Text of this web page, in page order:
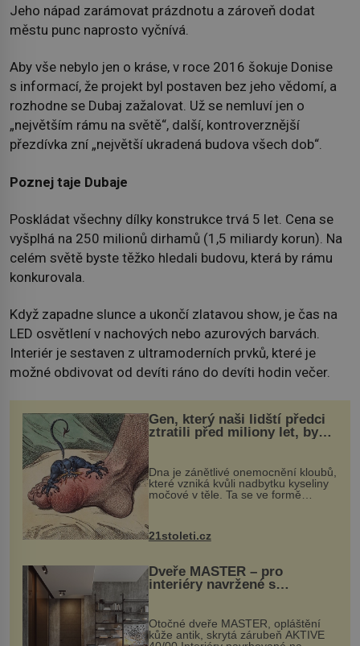
Jeho nápad zarámovat prázdnotu a zároveň dodat
městu punc naprosto vyčnívá.
Aby vše nebylo jen o kráse, v roce 2016 šokuje Donise
s informací, že projekt byl postaven bez jeho vědomí, a
rozhodne se Dubaj zažalovat. Už se nemluví jen o
„největším rámu na světě“, další, kontroverznější
přezdívka zní „největší ukradená budova všech dob“.
Poznej taje Dubaje
Poskládat všechny dílky konstrukce trvá 5 let. Cena se
vyšplhá na 250 milionů dirhamů (1,5 miliardy korun). Na
celém světě byste těžko hledali budovu, která by rámu
konkurovala.
Když zapadne slunce a ukončí zlatavou show, je čas na
LED osvětlení v nachových nebo azurových barvách.
Interiér je sestaven z ultramoderních prvků, které je
možné obdivovat od devíti ráno do devíti hodin večer.
Gen, který naši lidští předci
ztratili před miliony let, by
mohl pomoci s léčbou
„nemoci králů“
Dna je zánětlivé onemocnění kloubů,
které vzniká kvůli nadbytku kyseliny
močové v těle. Ta se ve formě
nohou, a způsobuje bole...
21stoleti.cz
Dveře MASTER – pro
interiéry navržené s
rozumem i vášní!
Otočné dveře MASTER, opláštění
kůže antik, skrytá zárubeň AKTIVE